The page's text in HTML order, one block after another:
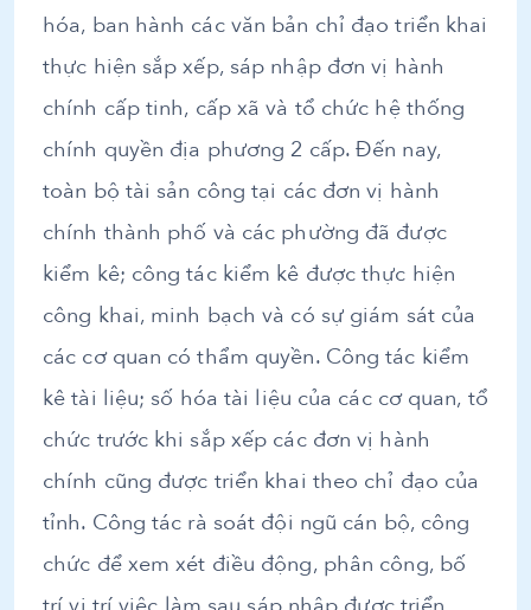
hóa, ban hành các văn bản chỉ đạo triển khai
thực hiện sắp xếp, sáp nhập đơn vị hành
chính cấp tinh, cấp xã và tổ chức hệ thống
chính quyền địa phương 2 cấp. Đến nay,
toàn bộ tài sản công tại các đơn vị hành
chính thành phố và các phường đã được
kiểm kê; công tác kiểm kê được thực hiện
công khai, minh bạch và có sự giám sát của
các cơ quan có thẩm quyền. Công tác kiểm
kê tài liệu; số hóa tài liệu của các cơ quan, tổ
chức trước khi sắp xếp các đơn vị hành
chính cũng được triển khai theo chỉ đạo của
tỉnh. Công tác rà soát đội ngũ cán bộ, công
chức để xem xét điều động, phân công, bố